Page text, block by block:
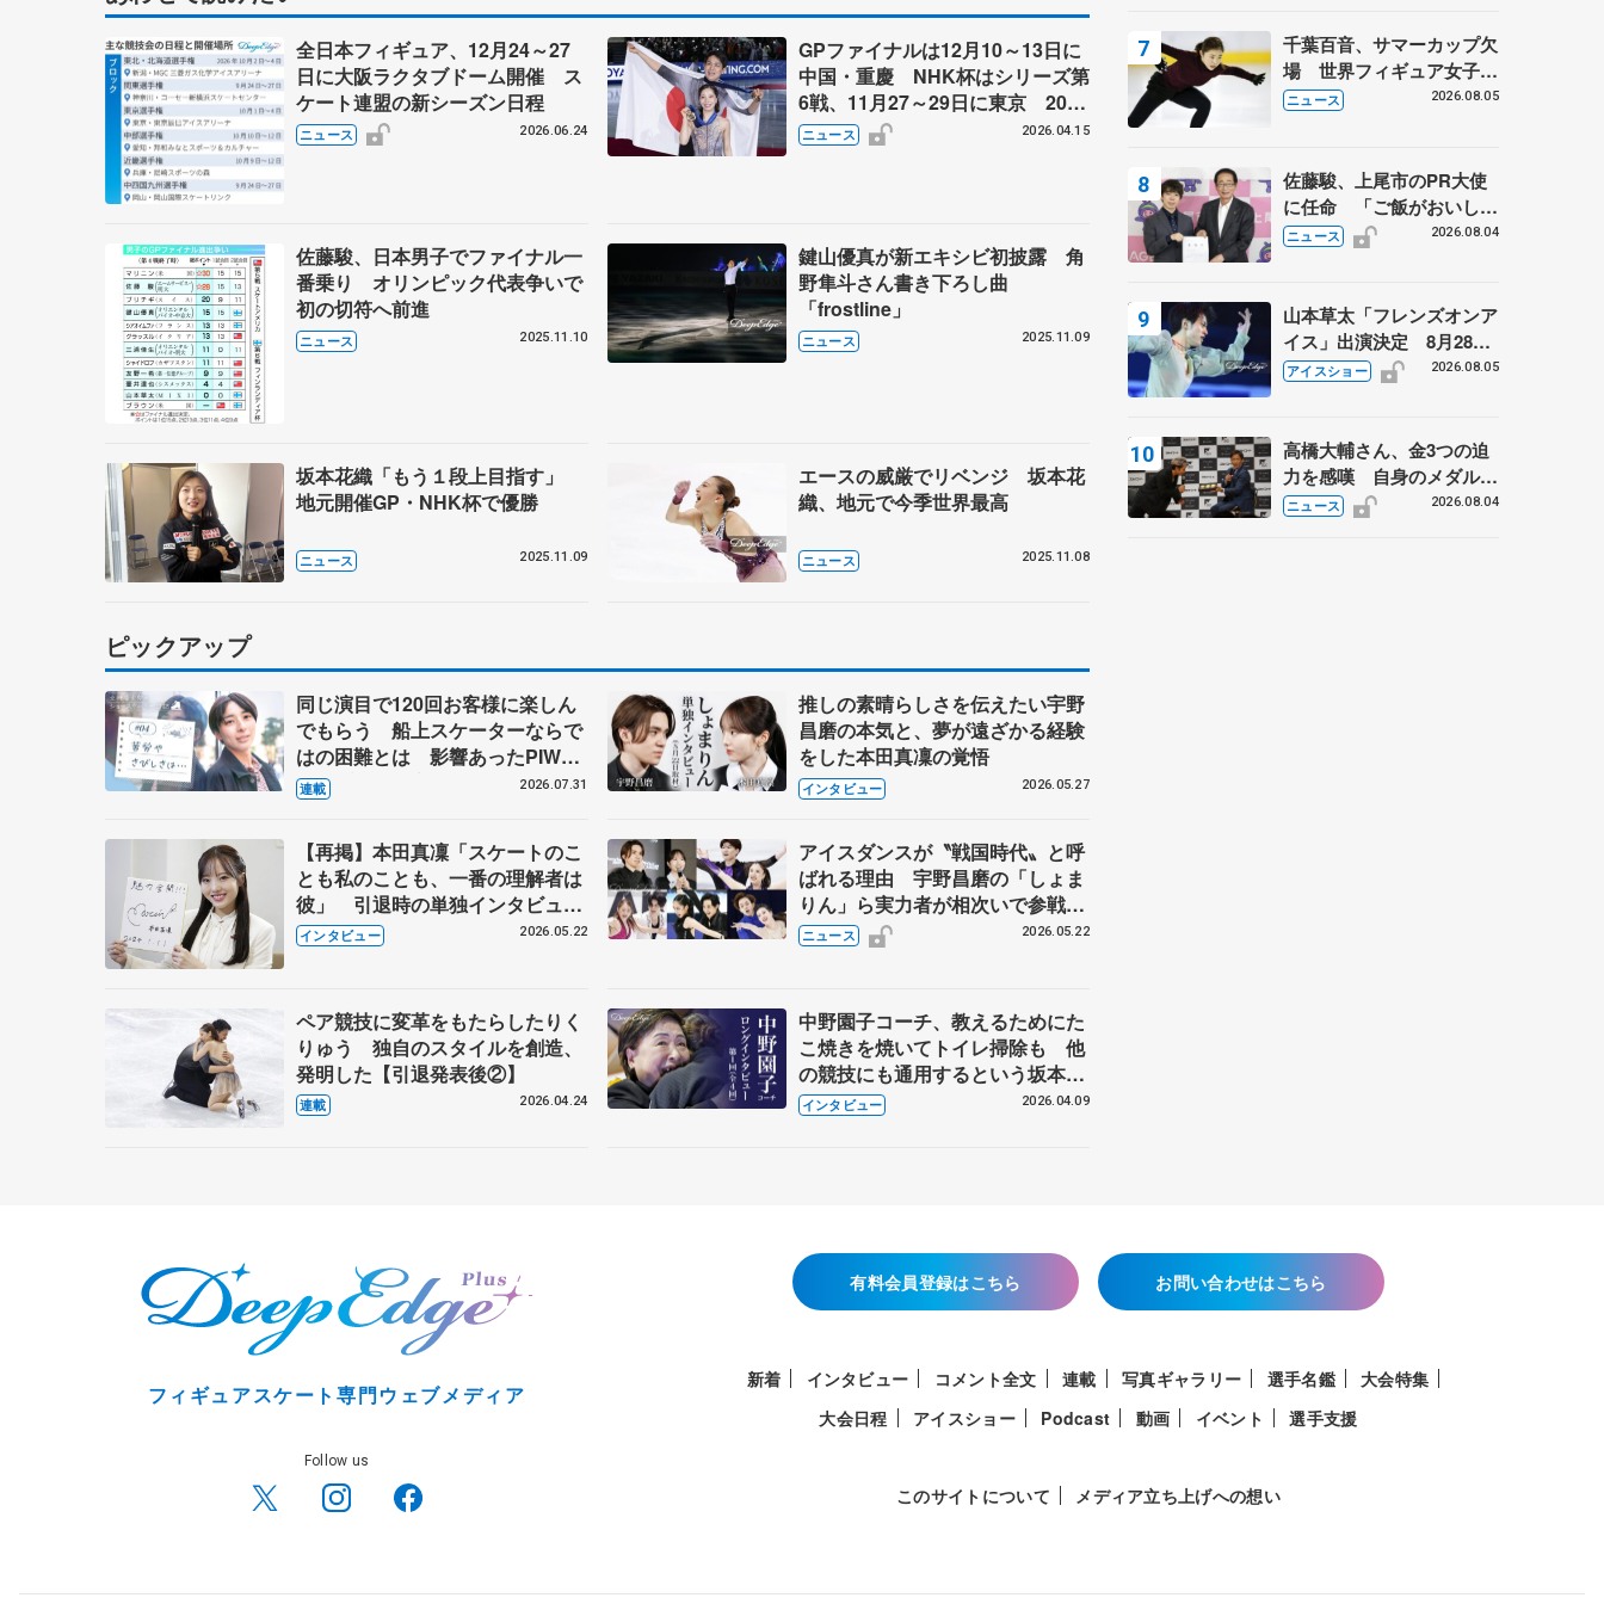
全日本フィギュア、12月24～27
日に大阪ラクタブドーム開催 ス
ケート連盟の新シーズン日程
ニュース 2026.06.24
GPファイナルは12月10～13日に
中国・重慶 NHK杯はシリーズ第
6戦、11月27～29日に東京 2026
～27年シーズン、国際スケート連
盟発表
ニュース 2026.04.15
佐藤駿、日本男子でファイナル一
番乗り オリンピック代表争いで
初の切符へ前進
ニュース 2025.11.10
鍵山優真が新エキシビ初披露 角
野隼斗さん書き下ろし曲
「frostline」
ニュース 2025.11.09
坂本花織「もう１段上目指す」
地元開催GP・NHK杯で優勝
ニュース 2025.11.09
エースの威厳でリベンジ 坂本花
織、地元で今季世界最高
ニュース 2025.11.08
ピックアップ
同じ演目で120回お客様に楽しん
でもらう 船上スケーターならで
はの困難とは 影響あったPIW前
キャプテン松永さんの存在
連載 2026.07.31
推しの素晴らしさを伝えたい宇野
昌磨の本気と、夢が遠ざかる経験
をした本田真凜の覚悟
インタビュー 2026.05.27
【再掲】本田真凜「スケートのこ
とも私のことも、一番の理解者は
彼」 引退時の単独インタビュー
で語った競技人生や家族、恋人、
これからの夢…
インタビュー 2026.05.22
アイスダンスが〝戦国時代〟と呼
ばれる理由 宇野昌磨の「しょま
りん」ら実力者が相次いで参戦
国内の競争激化
ニュース 2026.05.22
ペア競技に変革をもたらしたりく
りゅう 独自のスタイルを創造、
発明した【引退発表後②】
連載 2026.04.24
中野園子コーチ、教えるためにた
こ焼きを焼いてトイレ掃除も 他
の競技にも通用するという坂本花
織の筋肉
インタビュー 2026.04.09
に 小林芳子さんが振り返
るスケート人生
千葉百音、サマーカップ欠
場 世界フィギュア女子2
位
ニュース 2026.08.05
佐藤駿、上尾市のPR大使
に任命 「ご飯がおいし
く、住みやすいのが魅力」
ニュース 2026.08.04
山本草太「フレンズオンア
イス」出演決定 8月28日
（金）2公演のみ 荒川静
アイスショー 2026.08.05
高橋大輔さん、金3つの迫
力を感嘆 自身のメダルは
「どちらに？」 〝リス兄
ニュース 2026.08.04
フィギュアスケート専門ウェブメディア
Follow us
有料会員登録はこちら お問い合わせはこちら
新着 インタビュー コメント全文 連載 写真ギャラリー 選手名鑑
大会特集
大会日程
アイスショー Podcast 動画 イベント 選手支援
このサイトについて メディア立ち上げへの想い